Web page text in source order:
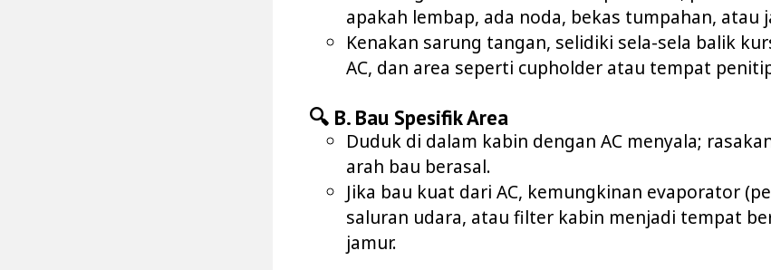
apakah lembap, ada noda, bekas tumpahan, atau
Kenakan sarung tangan, selidiki sela-sela balik
AC, dan area seperti cupholder atau tempat
🔍 B. Bau Spesifik Area
Duduk di dalam kabin dengan AC menyala;
arah bau berasal.
Jika bau kuat dari AC, kemungkinan evaporator
saluran udara, atau filter kabin menjadi tempat
jamur.